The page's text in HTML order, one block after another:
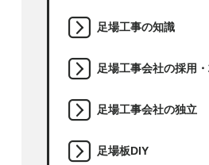
足場工事の知識
足場工事会社の採用
足場工事会社の独立
足場板DIY